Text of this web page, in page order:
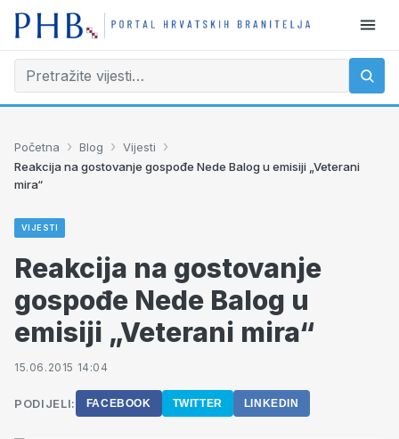
Početna › Blog › Vijesti ›
Reakcija na gostovanje gospođe Nede Balog u emisiji „Veterani
mira“
VIJESTI
Reakcija na gostovanje
gospođe Nede Balog u
emisiji „Veterani mira“
15.06.2015 14:04
PODIJELI: FACEBOOK TWITTER LINKEDIN